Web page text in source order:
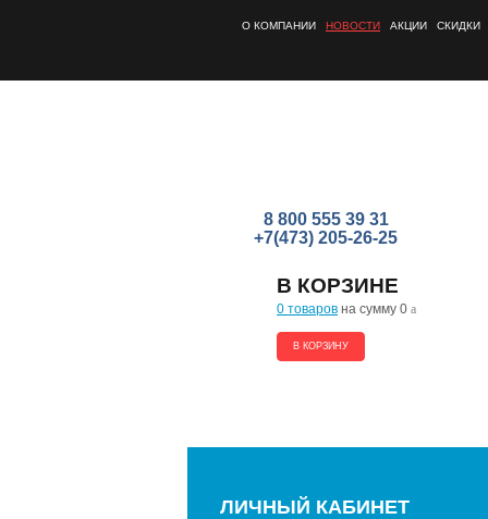
О КОМПАНИИ НОВОСТИ АКЦИИ СКИДКИ
8 800 555 39 31
+7(473) 205-26-25
В КОРЗИНЕ
0 товаров на сумму 0 a
В КОРЗИНУ
ЛИЧНЫЙ КАБИНЕТ